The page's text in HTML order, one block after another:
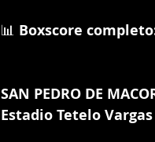
📊 Boxscore
SAN PEDRO DE
Estadio Tetelo